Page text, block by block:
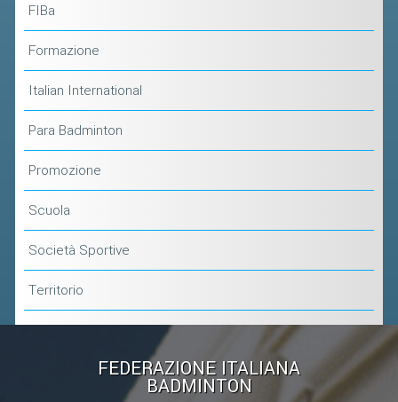
FIBa
Formazione
Italian International
Para Badminton
Promozione
Scuola
Società Sportive
Territorio
FEDERAZIONE ITALIANA
BADMINTON